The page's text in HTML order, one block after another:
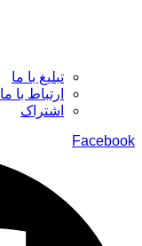
تبلیغ با ما
ارتباط با ما
اشتراک
Facebook